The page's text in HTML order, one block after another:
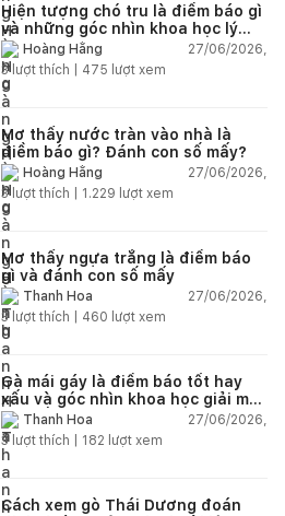
Hiện tượng chó tru là điềm báo gì
và những góc nhìn khoa học lý
giảiHoàng Hằng
27/06/2026,
3lượt thích | 475 lượt xem
Mơ thấy nước tràn vào nhà là
điềm báo gì? Đánh con số mấy?
Hoàng Hằng
27/06/2026,
3lượt thích | 1.229 lượt xem
Mơ thấy ngựa trắng là điềm báo
gì và đánh con số mấy
Thanh Hoa
27/06/2026,
3lượt thích | 460 lượt xem
Gà mái gáy là điềm báo tốt hay
xấu và góc nhìn khoa học giải mã
chi tiết
Thanh Hoa
27/06/2026,
3lượt thích | 182 lượt xem
Cách xem gò Thái Dương đoán